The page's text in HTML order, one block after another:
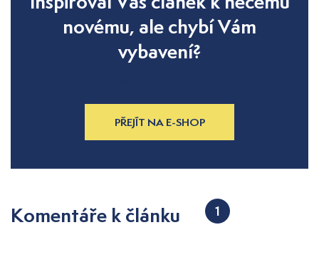
novému, ale chybí Vám
vybavení?
PŘEJÍT NA E-SHOP
Komentáře k článku 1